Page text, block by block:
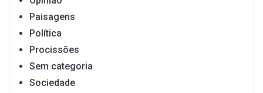
Paisagens
Política
Procissões
Sem categoria
Sociedade